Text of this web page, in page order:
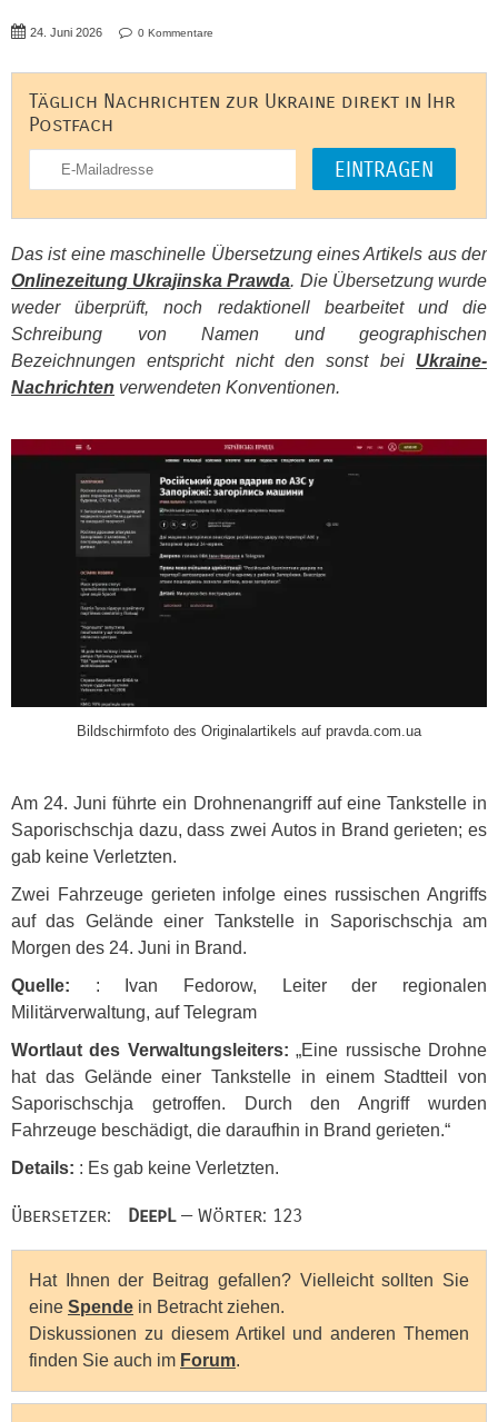
24. Juni 2026 0 Kommentare
Täglich Nachrichten zur Ukraine direkt in Ihr
Postfach
Das ist eine maschinelle Übersetzung eines Artikels aus der
Onlinezeitung Ukrajinska Prawda. Die Übersetzung wurde
weder überprüft, noch redaktionell bearbeitet und die
Schreibung von Namen und geographischen
Bezeichnungen entspricht nicht den sonst bei Ukraine-
Nachrichten verwendeten Konventionen.
Bildschirmfoto des Originalartikels auf pravda.com.ua
Am 24. Juni führte ein Drohnenangriff auf eine Tankstelle in
Saporischschja dazu, dass zwei Autos in Brand gerieten; es
gab keine Verletzten.
Zwei Fahrzeuge gerieten infolge eines russischen Angriffs
auf das Gelände einer Tankstelle in Saporischschja am
Morgen des 24. Juni in Brand.
Quelle: : Ivan Fedorow, Leiter der regionalen
Militärverwaltung, auf Telegram
Wortlaut des Verwaltungsleiters: „Eine russische Drohne
hat das Gelände einer Tankstelle in einem Stadtteil von
Saporischschja getroffen. Durch den Angriff wurden
Fahrzeuge beschädigt, die daraufhin in Brand gerieten.“
Details: : Es gab keine Verletzten.
Übersetzer: DeepL— Wörter: 123
Hat Ihnen der Beitrag gefallen? Vielleicht sollten Sie
eine Spende in Betracht ziehen.
Diskussionen zu diesem Artikel und anderen Themen
finden Sie auch im Forum.